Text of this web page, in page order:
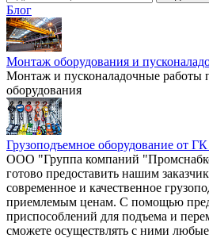
Блог
Монтаж оборудования и
Монтаж и пусконаладочные работы
оборудования
Грузоподъемное оборудование от
ООО "Группа компаний
готово предоставить нашим
современное и качественное
приемлемым ценам. С помощью
приспособлений для подъема и
сможете осуществлять с ними